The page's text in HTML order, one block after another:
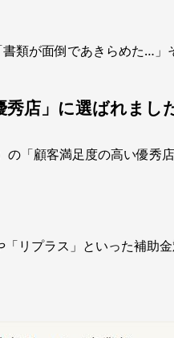
類が面倒であきらめた…
店」に選ばれまし
の「顧客満足度の高い優
リプラス」といった補助